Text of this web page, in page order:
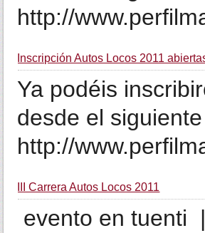
http://
Inscripción Autos Locos 2011
Ya podéis
desde el
http://
III Carrera Autos Locos 2011
evento en tuenti